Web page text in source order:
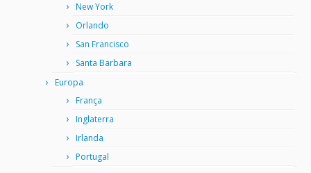
New York
Orlando
San Francisco
Santa Barbara
Europa
França
Inglaterra
Irlanda
Portugal